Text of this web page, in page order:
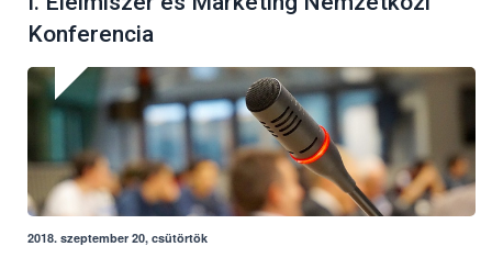
Konferencia
2018. szeptember 20, csütörtök